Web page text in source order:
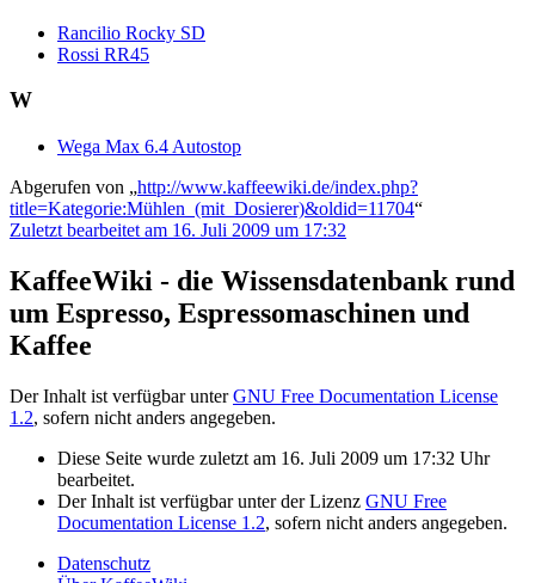
Rancilio Rocky SD
Rossi RR45
W
Wega Max 6.4 Autostop
Abgerufen von „http://www.kaffeewiki.de/index.php?
title=Kategorie:Mühlen_(mit_Dosierer)&oldid=11704“
Zuletzt bearbeitet am 16. Juli 2009 um 17:32
KaffeeWiki - die Wissensdatenbank rund
um Espresso, Espressomaschinen und
Kaffee
Der Inhalt ist verfügbar unterGNU Free Documentation License
1.2, sofern nicht anders angegeben.
Diese Seite wurde zuletzt am 16. Juli 2009 um 17:32 Uhr
bearbeitet.
Der Inhalt ist verfügbar unter der Lizenz GNU Free
Documentation License 1.2, sofern nicht anders angegeben.
Datenschutz